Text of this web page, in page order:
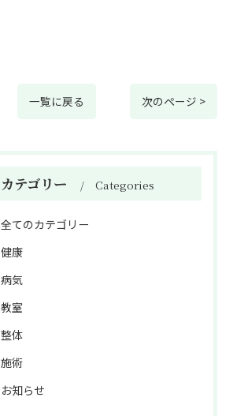
一覧に戻る 次のページ >
カテゴリー Categories
全てのカテゴリー
健康
病気
教室
整体
施術
お知らせ